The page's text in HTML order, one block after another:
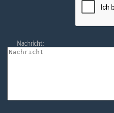
Nachricht: